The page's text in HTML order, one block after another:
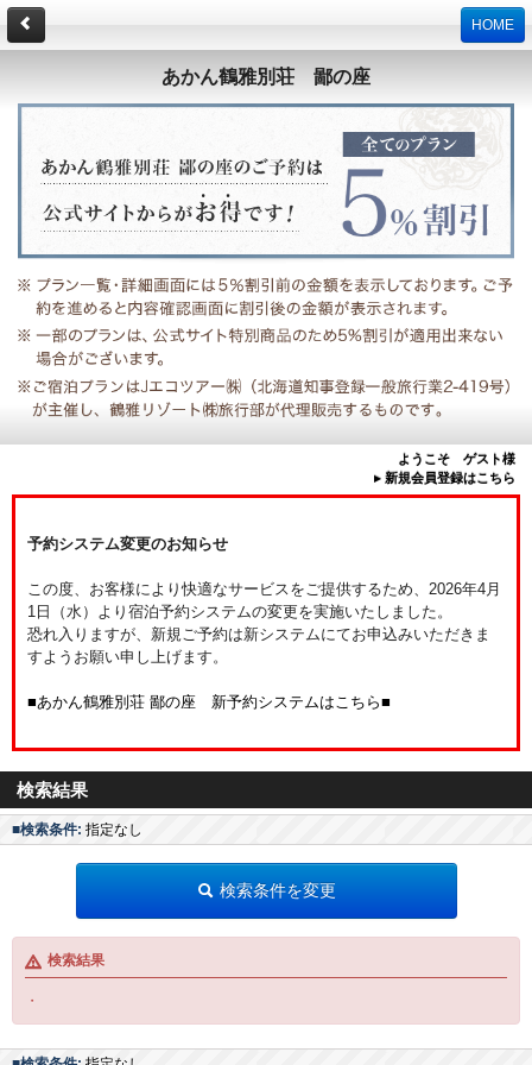
HOME
あかん鶴雅別荘 鄙の座
ようこそ ゲスト様
▸ 新規会員登録はこちら
予約システム変更のお知らせ
この度、お客様により快適なサービスをご提供するため、2026年4月
1日（水）より宿泊予約システムの変更を実施いたしました。
恐れ入りますが、新規ご予約は新システムにてお申込みいただきま
すようお願い申し上げます。
■あかん鶴雅別荘 鄙の座 新予約システムはこちら■
検索結果
■検索条件: 指定なし
検索条件を変更
検索結果
・